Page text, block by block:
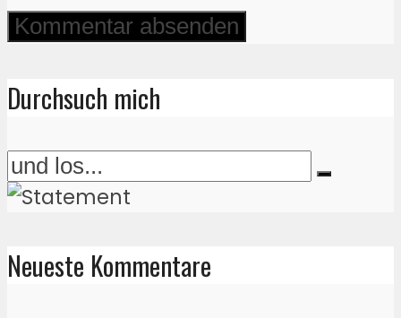
Durchsuch mich
Neueste Kommentare